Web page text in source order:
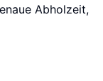
Abholzeit,